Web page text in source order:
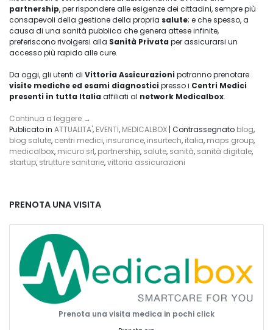
partnership, per rispondere alle esigenze dei cittadini, sempre più
consapevoli della gestione della propria salute; e che spesso, a
causa di una sanità pubblica che genera attese infinite,
preferiscono rivolgersi alla Sanità Privata per assicurarsi un
accesso più rapido alle cure.
Da oggi, gli utenti di Vittoria Assicurazioni potranno prenotare
visite mediche ed esami diagnostici presso i Centri Medici
presenti in tutta Italia affiliati al network Medicalbox.
Continua a leggere →
Publicato in ATTUALITA', EVENTI, MEDICALBOX | Contrassegnato blog,
blog salute, centri medici, insurance, insurtech, italia, maps group,
medicalbox, micuro srl, partnership, salute, sanità, sanità digitale,
startup, strutture sanitarie,vittoria assicurazioni
PRENOTA UNA VISITA
Prenota una visita medica in pochi click